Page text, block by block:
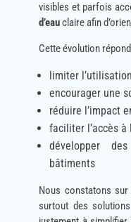
visibles et parfois
d’eauclaire afin
Cette évolution
limiter
encourager une
réduire l’impact
faciliter l’accès à
développer
bâtiments
Nous constatons
surtout des